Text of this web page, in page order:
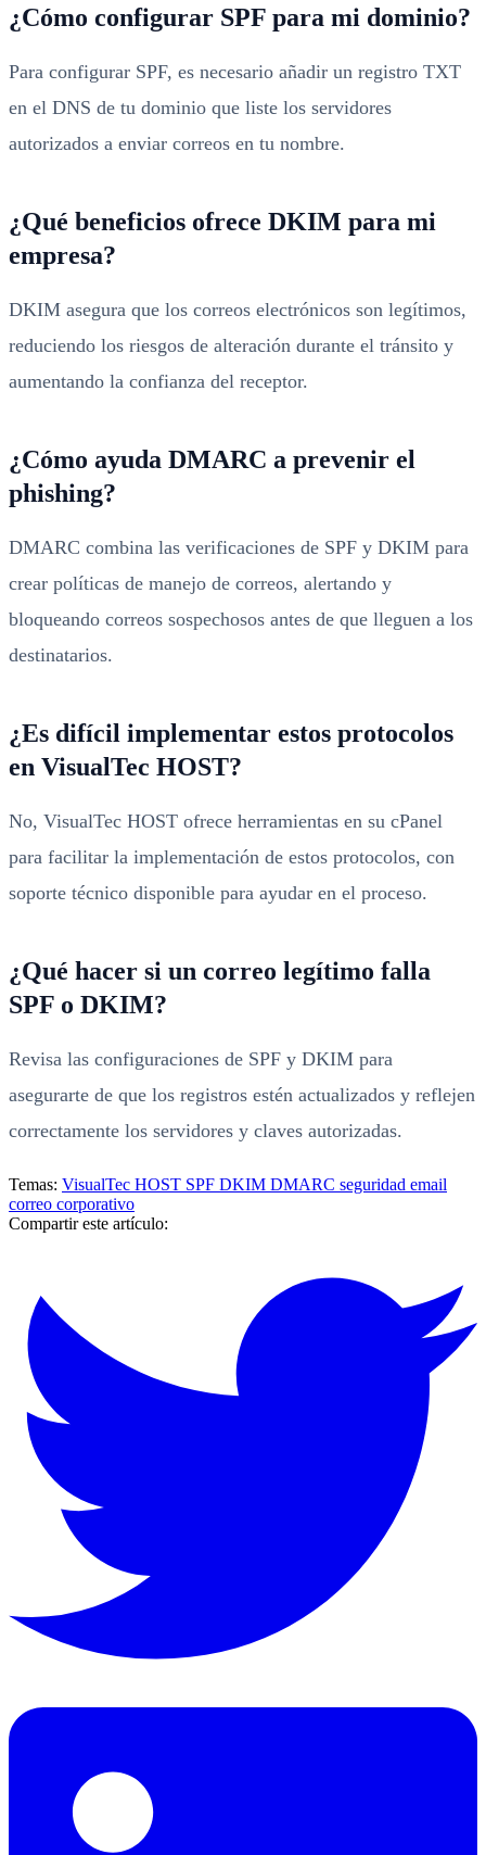
¿Cómo configurar SPF para mi dominio?
Para configurar SPF, es necesario añadir un registro TXT
en el DNS de tu dominio que liste los servidores
autorizados a enviar correos en tu nombre.
¿Qué beneficios ofrece DKIM para mi
empresa?
DKIM asegura que los correos electrónicos son legítimos,
reduciendo los riesgos de alteración durante el tránsito y
aumentando la confianza del receptor.
¿Cómo ayuda DMARC a prevenir el
phishing?
DMARC combina las verificaciones de SPF y DKIM para
crear políticas de manejo de correos, alertando y
bloqueando correos sospechosos antes de que lleguen a los
destinatarios.
¿Es difícil implementar estos protocolos
en VisualTec HOST?
No, VisualTec HOST ofrece herramientas en su cPanel
para facilitar la implementación de estos protocolos, con
soporte técnico disponible para ayudar en el proceso.
¿Qué hacer si un correo legítimo falla
SPF o DKIM?
Revisa las configuraciones de SPF y DKIM para
asegurarte de que los registros estén actualizados y reflejen
correctamente los servidores y claves autorizadas.
Temas: VisualTec HOST SPF DKIM DMARC seguridad email
correo corporativo
Compartir este artículo: